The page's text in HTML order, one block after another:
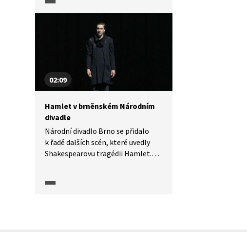
humor. Jeho postavy často
a komplikují si život svými
rozhodnutími. Jaké další
charakteristické prvky
Shakespearových komedií můžete
říct u maturity?
02:09
Hamlet v brněnském Národním
divadle
Národní divadlo Brno se přidalo
k řadě dalších scén, které uvedly
Shakespearovu tragédii Hamlet.
V roli Hamleta se představil Tomáš